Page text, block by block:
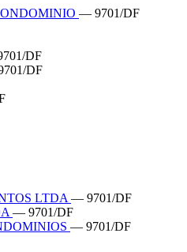
— 9701/DF
DF
DF
LTDA — 9701/DF
— 9701/DF
— 9701/DF